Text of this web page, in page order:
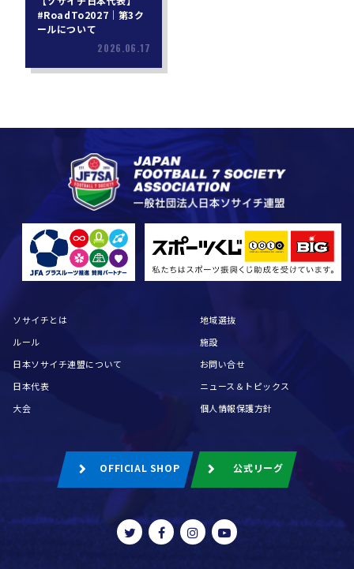
#RoadTo2027｜第3ク
ールについて
2026.06.17
ソサイチとは
ルール
日本ソサイチ連盟について
日本代表
大会
地域選抜
施設
お問い合せ
ニュース＆トピックス
個人情報保護方針
OFFICIAL SHOP 公式リーグ